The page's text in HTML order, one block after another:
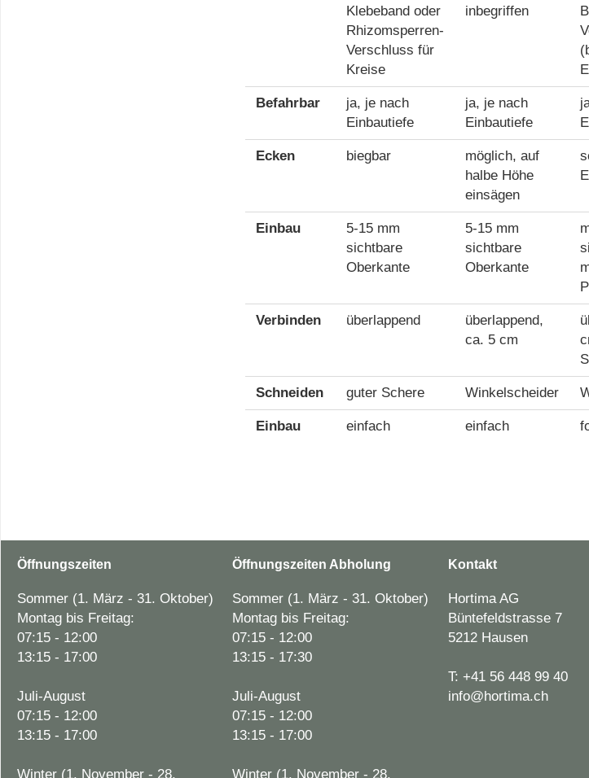
Klebeband oder
Rhizomsperren-
Verschluss für
Kreise
inbegriffen
Befahrbar
ja, je nach
Einbautiefe
ja, je nach
Einbautiefe
Ecken biegbar
möglich, auf
halbe Höhe
einsägen
Einbau
5-15 mm
sichtbare
Oberkante
5-15 mm
sichtbare
Oberkante
Verbinden überlappend
überlappend,
ca. 5 cm
Schneiden guter Schere Winkelscheider
Einbau einfach einfach
Öffnungszeiten
Sommer (1. März - 31. Oktober)
Montag bis Freitag:
07:15 - 12:00
13:15 - 17:00
Juli-August
07:15 - 12:00
13:15 - 17:00
Winter (1. November - 28.
Öffnungszeiten Abholung
Sommer (1. März - 31. Oktober)
Montag bis Freitag:
07:15 - 12:00
13:15 - 17:30
Juli-August
07:15 - 12:00
13:15 - 17:00
Winter (1. November - 28.
Kontakt
Hortima AG
Büntefeldstrasse 7
5212 Hausen
T: +41 56 448 99 40
info@hortima.ch